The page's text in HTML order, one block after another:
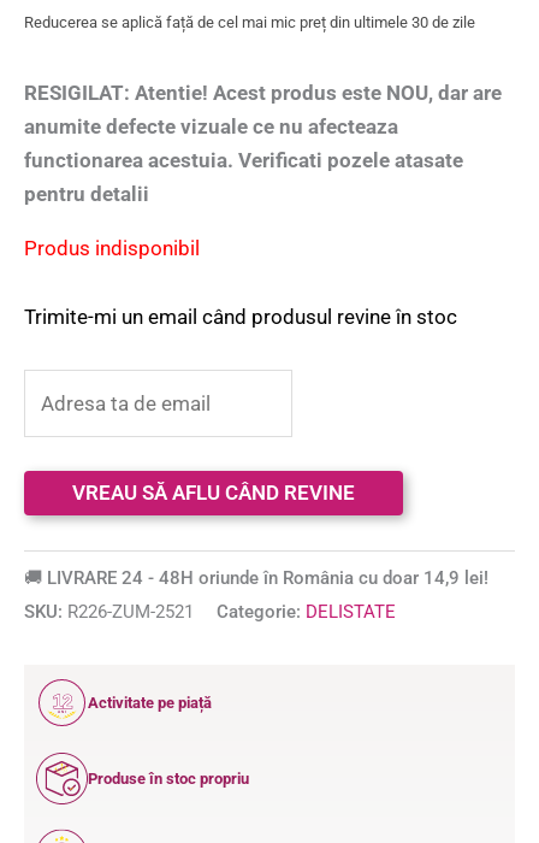
Reducerea se aplică față de cel mai mic preț din ultimele 30 de zile
RESIGILAT: Atentie! Acest produs este NOU, dar are
anumite defecte vizuale ce nu afecteaza
functionarea acestuia. Verificati pozele atasate
pentru detalii
Produs indisponibil
Trimite-mi un email când produsul revine în stoc
🚚 LIVRARE 24 - 48H oriunde în România cu doar 14,9 lei!
SKU: R226-ZUM-2521 Categorie: DELISTATE
12
ANI
Activitate pe piață
Produse în stoc propriu